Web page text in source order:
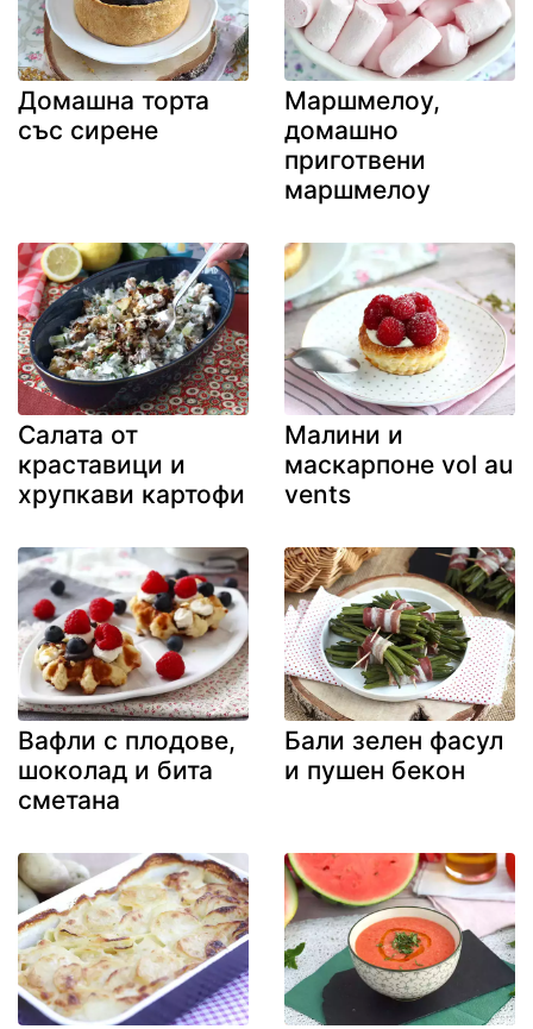
Домашна торта
със сирене
Маршмелоу,
домашно
приготвени
маршмелоу
Салата от
краставици и
хрупкави картофи
Малини и
маскарпоне vol au
vents
Вафли с плодове,
шоколад и бита
сметана
Бали зелен фасул
и пушен бекон